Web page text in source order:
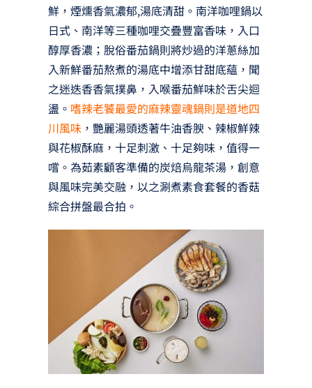
鮮，煙燻香氣濃郁,湯底清甜。南洋咖哩鍋以
日式、南洋等三種咖哩交疊豐富香味，入口
醇厚香濃；脫俗番茄鍋則將炒過的洋蔥絲加
入新鮮番茄熬煮的湯底中增添甘甜底蘊，聞
之迷迭香香氣撲鼻，入喉番茄鮮味於舌尖迴
盪。 嗜辣老饕最愛的麻辣靈魂鍋則是道地四
川風味，艷麗湯頭透著牛油香腴、辣椒鮮辣
與花椒酥麻，十足刺激、十足夠味，值得一
嚐。為茹素顧客準備的炭焙烏龍茶湯，創意
與風味完美交融，以之涮煮素食套餐的香菇
綜合拼盤最合拍。